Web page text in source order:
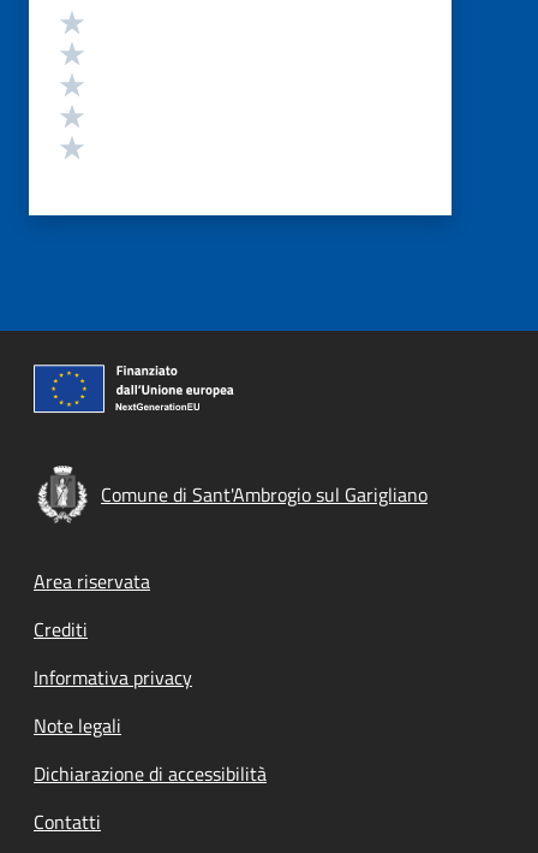
Valutazione
Comune di Sant'Ambrogio sul Garigliano
Footer menu
Area riservata
Crediti
Informativa privacy
Note legali
Dichiarazione di accessibilità
Contatti